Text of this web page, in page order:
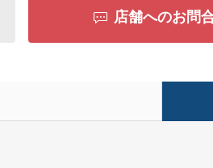
店舗へのお問